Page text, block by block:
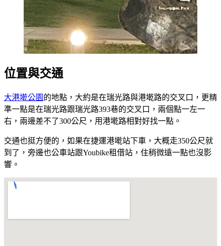
位置與交通
大港墘公園 的地點，大約是在瑞光路與港墘路的交叉口，更精
準一點是在瑞光路跟瑞光路393巷的交叉口，兩個點一左一
右，兩邊差不了300公尺，用港墘路相對好找一點。
交通也挺方便的，如果在捷運港墘站下車，大概走350公尺就
到了，旁邊也公車站跟Youbike租借站，住稍微遠一點也沒影
響。